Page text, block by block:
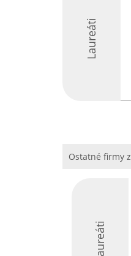
Laureáti
Ostatné firmy
Laureáti